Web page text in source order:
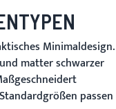
Minimaldesign.
matter schwarzer
passen